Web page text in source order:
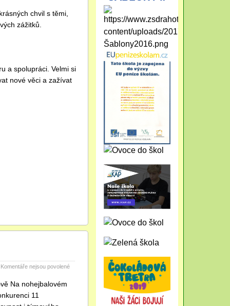
chvil s těmi,
zážitků.
a spolupráci. Velmi si
nové věci a zažívat
Komentáře nejsou povolenéu
Na nohejbalovém
11